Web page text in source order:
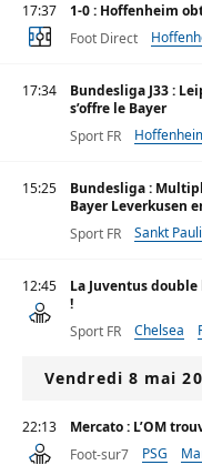
17:37
1-0 : Hoffenheim
Foot Direct
17:34
Bundesliga J33 :
s’offre le Bayer
Sport FR
15:25
Bundesliga :
Bayer Leverkusen
Sport FR
Sankt Pauli
12:45
La Juventus
!
Sport FR
Chelsea
Vendredi 8 mai
22:13
Mercato : L’OM
Foot-sur7
PSG